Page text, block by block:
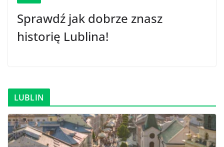
Sprawdź jak dobrze znasz
historię Lublina!
LUBLIN